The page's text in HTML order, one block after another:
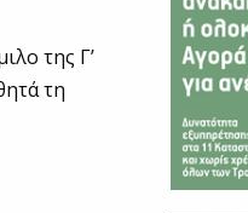
της Γ’
τη